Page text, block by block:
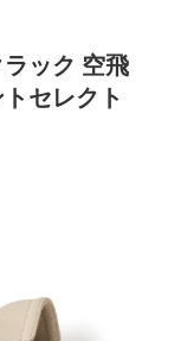
ック 空飛
セレクト